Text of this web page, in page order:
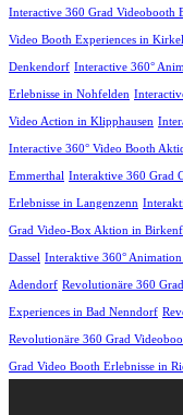
Interactive 360 Grad Videobooth
Video Booth Experiences in Kirkel
Denkendorf Interactive 360°
Erlebnisse in Nohfelden
Video Action in Klipphausen
Interactive 360° Video Booth
Emmerthal Interaktive 360 Grad
Erlebnisse in Langenzenn
Grad Video-Box Aktion in
Dassel Interaktive 360°
Adendorf Revolutionäre 360
Experiences in Bad Nenndorf
Revolutionäre 360 Grad
Grad Video Booth Erlebnisse in